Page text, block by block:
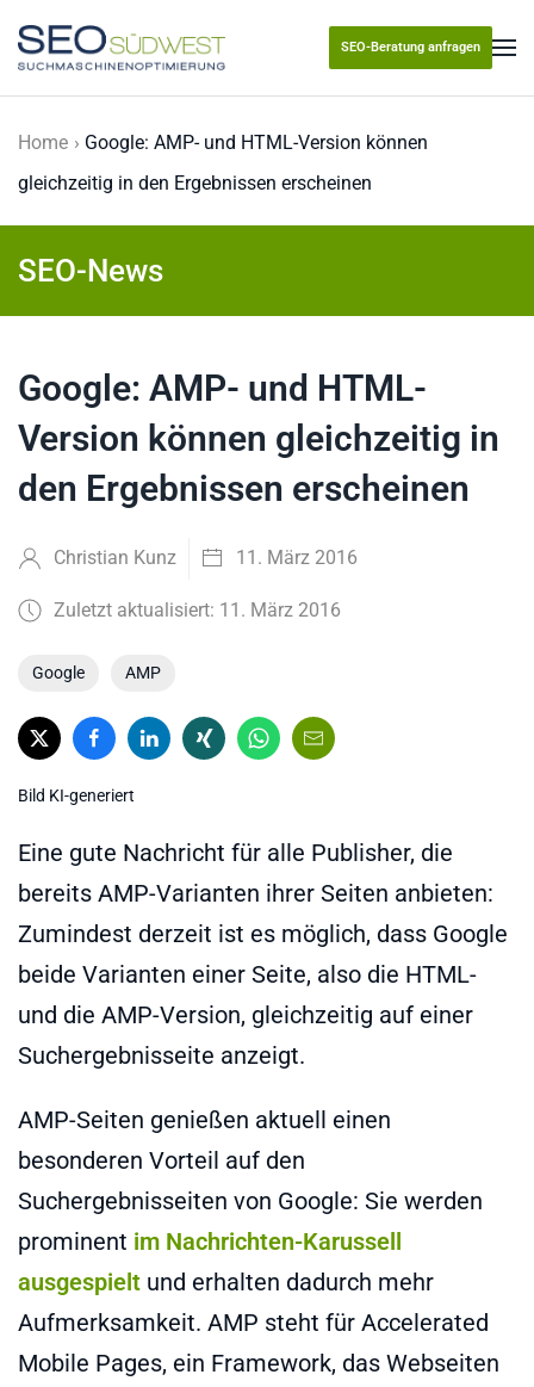
Skip to main content
SEO-Beratung anfragen
Home
Google: AMP- und HTML-Version können
gleichzeitig in den Ergebnissen erscheinen
SEO-News
Google: AMP- und HTML-
Version können gleichzeitig in
den Ergebnissen erscheinen
Christian Kunz 11. März 2016
Zuletzt aktualisiert: 11. März 2016
Google AMP
Bild KI-generiert
Eine gute Nachricht für alle Publisher, die
bereits AMP-Varianten ihrer Seiten anbieten:
Zumindest derzeit ist es möglich, dass Google
beide Varianten einer Seite, also die HTML-
und die AMP-Version, gleichzeitig auf einer
Suchergebnisseite anzeigt.
AMP-Seiten genießen aktuell einen
besonderen Vorteil auf den
Suchergebnisseiten von Google: Sie werden
prominent im Nachrichten-Karussell
ausgespielt und erhalten dadurch mehr
Aufmerksamkeit. AMP steht für Accelerated
Mobile Pages, ein Framework, das Webseiten